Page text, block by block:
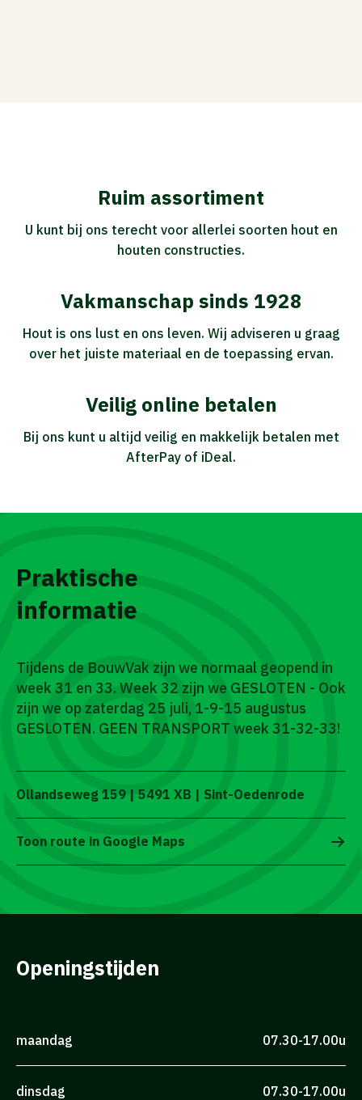
Ruim assortiment
U kunt bij ons terecht voor allerlei soorten hout en
houten constructies.
Vakmanschap sinds 1928
Hout is ons lust en ons leven. Wij adviseren u graag
over het juiste materiaal en de toepassing ervan.
Veilig online betalen
Bij ons kunt u altijd veilig en makkelijk betalen met
AfterPay of iDeal.
Praktische
informatie
Tijdens de BouwVak zijn we normaal geopend in
week 31 en 33. Week 32 zijn we GESLOTEN - Ook
zijn we op zaterdag 25 juli, 1-9-15 augustus
GESLOTEN. GEEN TRANSPORT week 31-32-33!
Ollandseweg 159 | 5491 XB | Sint-Oedenrode
Toon route in Google Maps
Openingstijden
maandag 07.30-17.00u
dinsdag 07.30-17.00u